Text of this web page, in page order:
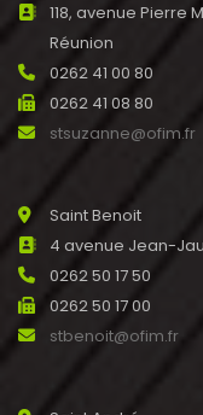
118, avenue Pierre
Réunion
0262 41 00 80
0262 41 08 80
stsuzanne@ofim.fr
Saint Benoit
4 avenue Jean-
0262 50 17 50
0262 50 17 00
stbenoit@ofim.fr